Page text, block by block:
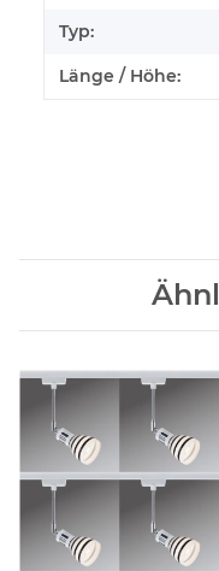
Typ:
Länge / Höhe: